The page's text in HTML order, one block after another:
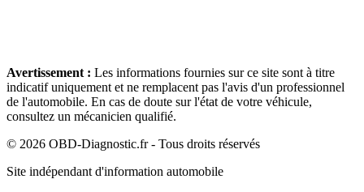
Avertissement : Les informations fournies sur ce site sont à titre
indicatif uniquement et ne remplacent pas l'avis d'un professionnel
de l'automobile. En cas de doute sur l'état de votre véhicule,
consultez un mécanicien qualifié.
© 2026 OBD-Diagnostic.fr - Tous droits réservés
Site indépendant d'information automobile